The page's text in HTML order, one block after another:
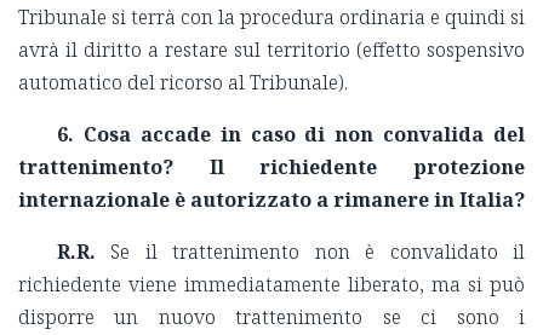
Tribunale si terrà con la procedura ordinaria e quindi si
avrà il diritto a restare sul territorio (effetto sospensivo
automatico del ricorso al Tribunale).
6. Cosa accade in caso di non convalida del
trattenimento? Il richiedente protezione
internazionale è autorizzato a rimanere in Italia?
R.R. Se il trattenimento non è convalidato il
richiedente viene immediatamente liberato, ma si può
disporre un nuovo trattenimento se ci sono i